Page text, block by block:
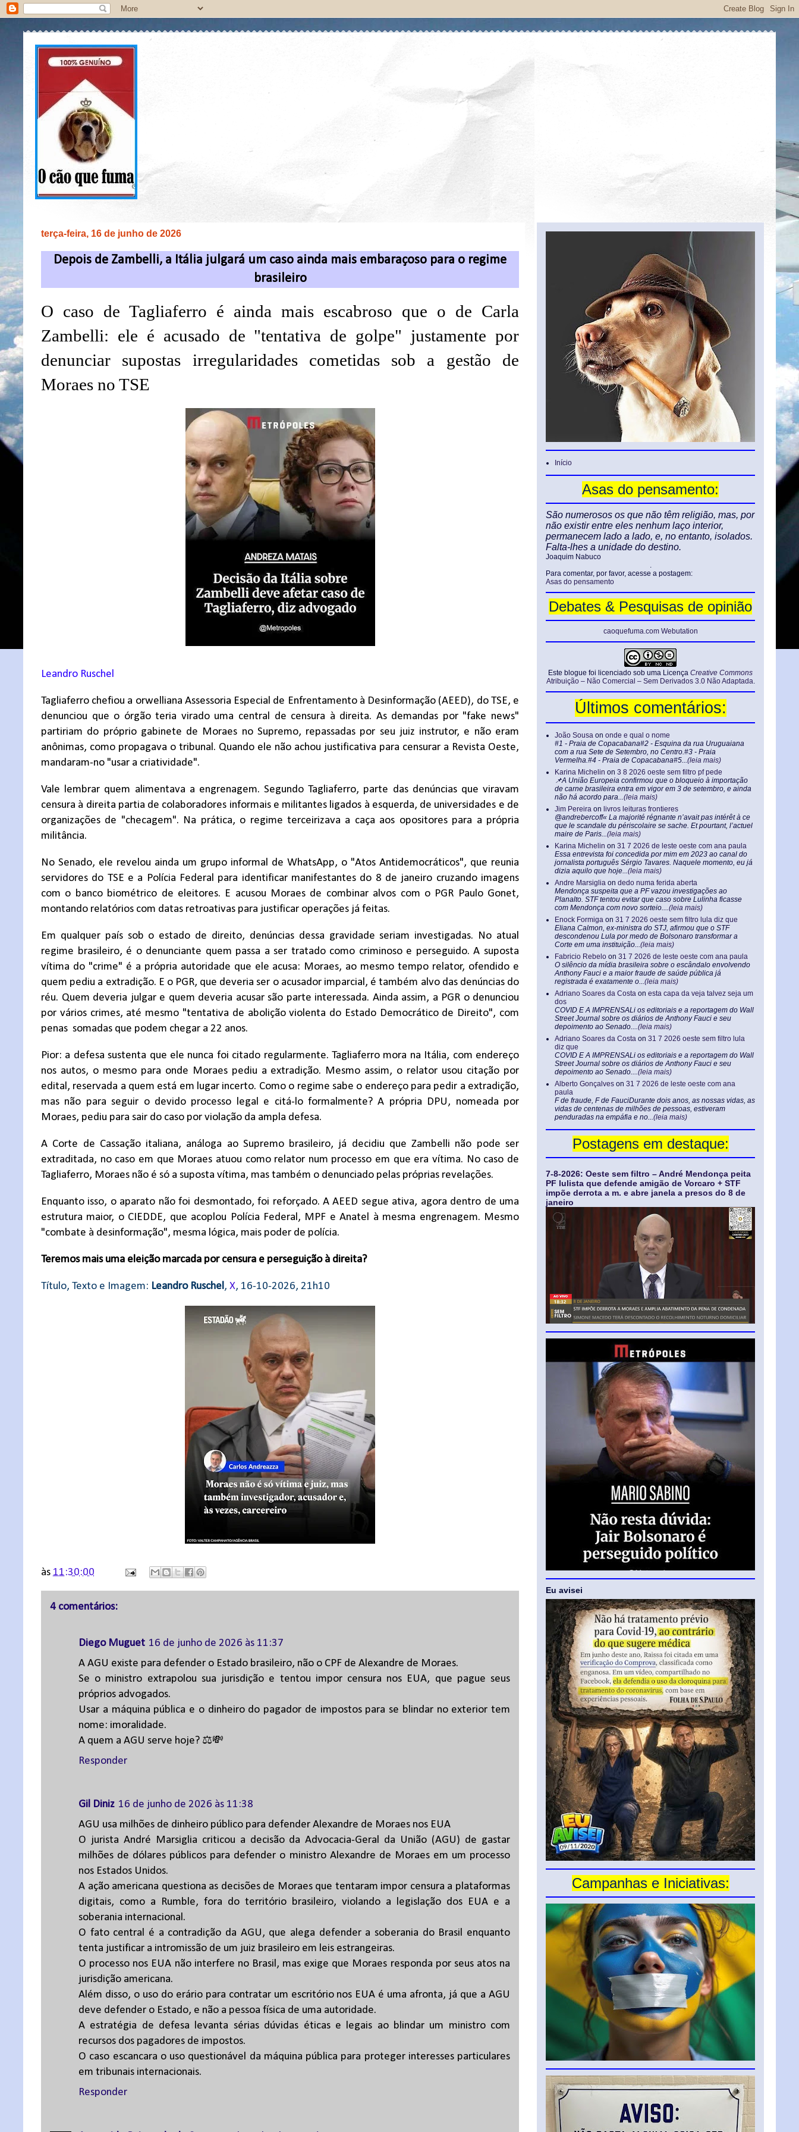
terça-feira, 16 de junho de 2026
Depois de Zambelli, a Itália julgará um caso ainda mais embaraçoso para o regime
brasileiro
O caso de Tagliaferro é ainda mais escabroso que o de Carla
Zambelli: ele é acusado de "tentativa de golpe" justamente por
denunciar supostas irregularidades cometidas sob a gestão de
Moraes no TSE
Leandro Ruschel
Tagliaferro chefiou a orwelliana Assessoria Especial de Enfrentamento à Desinformação (AEED), do TSE, e
denunciou que o órgão teria virado uma central de censura à direita. As demandas por "fake news"
partiriam do próprio gabinete de Moraes no Supremo, repassadas por seu juiz instrutor, e não eram
anônimas, como propagava o tribunal. Quando ele não achou justificativa para censurar a Revista Oeste,
mandaram-no "usar a criatividade".
Vale lembrar quem alimentava a engrenagem. Segundo Tagliaferro, parte das denúncias que viravam
censura à direita partia de colaboradores informais e militantes ligados à esquerda, de universidades e de
organizações de "checagem". Na prática, o regime terceirizava a caça aos opositores para a própria
militância.
No Senado, ele revelou ainda um grupo informal de WhatsApp, o "Atos Antidemocráticos", que reunia
servidores do TSE e a Polícia Federal para identificar manifestantes do 8 de janeiro cruzando imagens
com o banco biométrico de eleitores. E acusou Moraes de combinar alvos com o PGR Paulo Gonet,
montando relatórios com datas retroativas para justificar operações já feitas.
Em qualquer país sob o estado de direito, denúncias dessa gravidade seriam investigadas. No atual
regime brasileiro, é o denunciante quem passa a ser tratado como criminoso e perseguido. A suposta
vítima do "crime" é a própria autoridade que ele acusa: Moraes, ao mesmo tempo relator, ofendido e
quem pediu a extradição. E o PGR, que deveria ser o acusador imparcial, é também alvo das denúncias do
réu. Quem deveria julgar e quem deveria acusar são parte interessada. Ainda assim, a PGR o denunciou
por vários crimes, até mesmo "tentativa de abolição violenta do Estado Democrático de Direito", com
penas somadas que podem chegar a 22 anos.
Pior: a defesa sustenta que ele nunca foi citado regularmente. Tagliaferro mora na Itália, com endereço
nos autos, o mesmo para onde Moraes pediu a extradição. Mesmo assim, o relator usou citação por
edital, reservada a quem está em lugar incerto. Como o regime sabe o endereço para pedir a extradição,
mas não para seguir o devido processo legal e citá-lo formalmente? A própria DPU, nomeada por
Moraes, pediu para sair do caso por violação da ampla defesa.
A Corte de Cassação italiana, análoga ao Supremo brasileiro, já decidiu que Zambelli não pode ser
extraditada, no caso em que Moraes atuou como relator num processo em que era vítima. No caso de
Tagliaferro, Moraes não é só a suposta vítima, mas também o denunciado pelas próprias revelações.
Enquanto isso, o aparato não foi desmontado, foi reforçado. A AEED segue ativa, agora dentro de uma
estrutura maior, o CIEDDE, que acoplou Polícia Federal, MPF e Anatel à mesma engrenagem. Mesmo
"combate à desinformação", mesma lógica, mais poder de polícia.
Teremos mais uma eleição marcada por censura e perseguição à direita?
Título, Texto e Imagem: Leandro Ruschel, X, 16-10-2026, 21h10
às 11:30:00
4 comentários:
Diego Muguet 16 de junho de 2026 às 11:37
A AGU existe para defender o Estado brasileiro, não o CPF de Alexandre de Moraes.
Se o ministro extrapolou sua jurisdição e tentou impor censura nos EUA, que pague seus
próprios advogados.
Usar a máquina pública e o dinheiro do pagador de impostos para se blindar no exterior tem
nome: imoralidade.
A quem a AGU serve hoje? ⚖️💸
Responder
Gil Diniz 16 de junho de 2026 às 11:38
AGU usa milhões de dinheiro público para defender Alexandre de Moraes nos EUA
O jurista André Marsiglia criticou a decisão da Advocacia-Geral da União (AGU) de gastar
milhões de dólares públicos para defender o ministro Alexandre de Moraes em um processo
nos Estados Unidos.
A ação americana questiona as decisões de Moraes que tentaram impor censura a plataformas
digitais, como a Rumble, fora do território brasileiro, violando a legislação dos EUA e a
soberania internacional.
O fato central é a contradição da AGU, que alega defender a soberania do Brasil enquanto
tenta justificar a intromissão de um juiz brasileiro em leis estrangeiras.
O processo nos EUA não interfere no Brasil, mas exige que Moraes responda por seus atos na
jurisdição americana.
Além disso, o uso do erário para contratar um escritório nos EUA é uma afronta, já que a AGU
deve defender o Estado, e não a pessoa física de uma autoridade.
A estratégia de defesa levanta sérias dúvidas éticas e legais ao blindar um ministro com
recursos dos pagadores de impostos.
O caso escancara o uso questionável da máquina pública para proteger interesses particulares
em tribunais internacionais.
Responder
Início
Asas do pensamento:
São numerosos os que não têm religião, mas, por
não existir entre eles nenhum laço interior,
permanecem lado a lado, e, no entanto, isolados.
Falta-lhes a unidade do destino.
Joaquim Nabuco
.
Para comentar, por favor, acesse a postagem:
Asas do pensamento
Debates & Pesquisas de opinião
caoquefuma.com Webutation
Este blogue foi licenciado sob uma Licença Creative Commons
Atribuição – Não Comercial – Sem Derivados 3.0 Não Adaptada.
Últimos comentários:
João Sousa on onde e qual o nome
#1 - Praia de Copacabana#2 - Esquina da rua Uruguaiana
com a rua Sete de Setembro, no Centro.#3 - Praia
Vermelha.#4 - Praia de Copacabana#5...(leia mais)
Karina Michelin on 3 8 2026 oeste sem filtro pf pede
📌A União Europeia confirmou que o bloqueio à importação
de carne brasileira entra em vigor em 3 de setembro, e ainda
não há acordo para...(leia mais)
Jim Pereira on livros leituras frontieres
@andrebercoff« La majorité régnante n’avait pas intérêt à ce
que le scandale du périscolaire se sache. Et pourtant, l’actuel
maire de Paris...(leia mais)
Karina Michelin on 31 7 2026 de leste oeste com ana paula
Essa entrevista foi concedida por mim em 2023 ao canal do
jornalista português Sérgio Tavares. Naquele momento, eu já
dizia aquilo que hoje...(leia mais)
Andre Marsiglia on dedo numa ferida aberta
Mendonça suspeita que a PF vazou investigações ao
Planalto. STF tentou evitar que caso sobre Lulinha ficasse
com Mendonça com novo sorteio....(leia mais)
Enock Formiga on 31 7 2026 oeste sem filtro lula diz que
Eliana Calmon, ex-ministra do STJ, afirmou que o STF
descondenou Lula por medo de Bolsonaro transformar a
Corte em uma instituição...(leia mais)
Fabricio Rebelo on 31 7 2026 de leste oeste com ana paula
O silêncio da mídia brasileira sobre o escândalo envolvendo
Anthony Fauci e a maior fraude de saúde pública já
registrada é exatamente o...(leia mais)
Adriano Soares da Costa on esta capa da veja talvez seja um
dos
COVID E A IMPRENSALi os editoriais e a reportagem do Wall
Street Journal sobre os diários de Anthony Fauci e seu
depoimento ao Senado....(leia mais)
Adriano Soares da Costa on 31 7 2026 oeste sem filtro lula
diz que
COVID E A IMPRENSALi os editoriais e a reportagem do Wall
Street Journal sobre os diários de Anthony Fauci e seu
depoimento ao Senado....(leia mais)
Alberto Gonçalves on 31 7 2026 de leste oeste com ana
paula
F de fraude, F de FauciDurante dois anos, as nossas vidas, as
vidas de centenas de milhões de pessoas, estiveram
penduradas na empáfia e no...(leia mais)
Postagens em destaque:
7-8-2026: Oeste sem filtro – André Mendonça peita
PF lulista que defende amigão de Vorcaro + STF
impõe derrota a m. e abre janela a presos do 8 de
janeiro
Eu avisei
Campanhas e Iniciativas: